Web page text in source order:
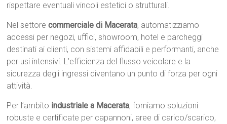
rispettare eventuali vincoli estetici o strutturali.
Nel settorecommerciale di Macerata, automatizziamo
accessi per negozi, uffici, showroom, hotel e parcheggi
destinati ai clienti, con sistemi affidabili e performanti, anche
per usi intensivi. L’efficienza del flusso veicolare e la
sicurezza degli ingressi diventano un punto di forza per ogni
attività.
Per l’ambito industriale a Macerata, forniamo soluzioni
robuste e certificate per capannoni, aree di carico/scarico,